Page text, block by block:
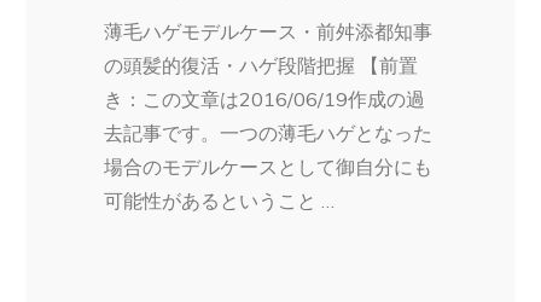
薄毛ハゲモデルケース・前舛添都知事
の頭髪的復活・ハゲ段階把握 【前置
き：この文章は2016/06/19作成の過
去記事です。一つの薄毛ハゲとなった
場合のモデルケースとして御自分にも
可能性があるということ …